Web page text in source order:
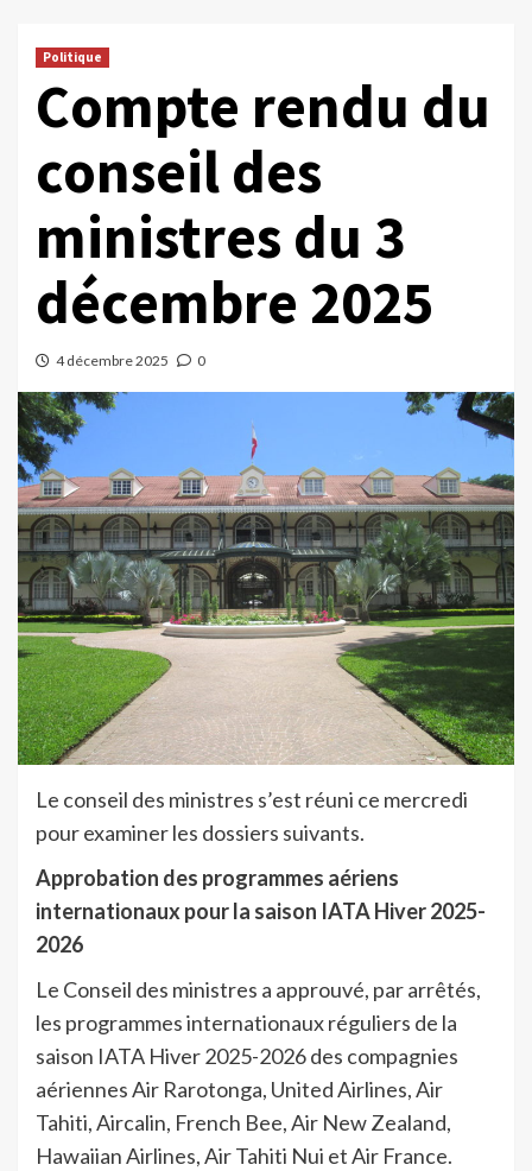
Politique
Compte rendu du
conseil des
ministres du 3
décembre 2025
4 décembre 2025 0
Le conseil des ministres s’est réuni ce mercredi
pour examiner les dossiers suivants.
Approbation des programmes aériens
internationaux pour la saison IATA Hiver 2025-
2026
Le Conseil des ministres a approuvé, par arrêtés,
les programmes internationaux réguliers de la
saison IATA Hiver 2025-2026 des compagnies
aériennes Air Rarotonga, United Airlines, Air
Tahiti, Aircalin, French Bee, Air New Zealand,
Hawaiian Airlines, Air Tahiti Nui et Air France.